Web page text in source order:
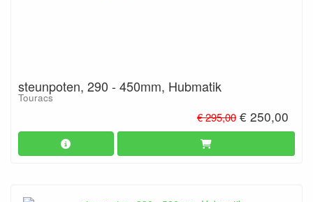
steunpoten, 290 - 450mm, Hubmatik
Touracs
€ 295,00 € 250,00